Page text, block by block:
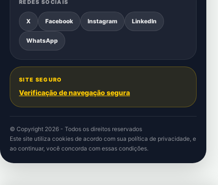
REDES SOCIAIS
X Facebook Instagram LinkedIn
WhatsApp
SITE SEGURO
Verificação de navegação segura
© Copyright 2026 - Todos os direitos reservados
Este site utiliza cookies de acordo com sua política de privacidade, e
ao continuar, você concorda com essas condições.